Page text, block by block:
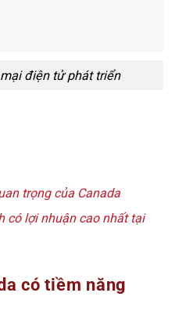
điện tử phát triển
trọng của Canada
có lợi nhuận cao nhất tại
có tiềm năng